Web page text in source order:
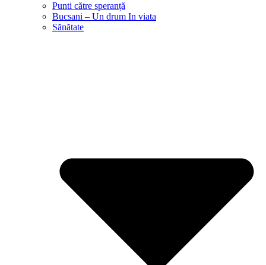
Punti către speranță
Bucsani – Un drum In viata
Sănătate